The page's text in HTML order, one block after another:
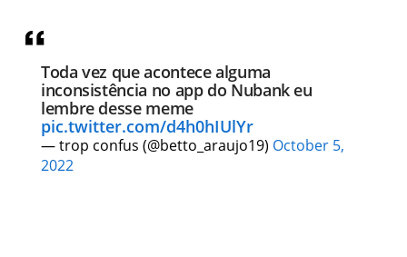
Toda vez que acontece alguma
inconsistência no app do Nubank eu
lembre desse meme
pic.twitter.com/d4h0hIUlYr
— trop confus (@betto_araujo19) October 5,
2022